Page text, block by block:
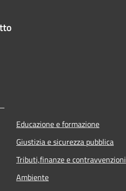
Educazione e formazione
Giustizia e sicurezza pubblica
Tributi,finanze e contravvenzioni
Ambiente